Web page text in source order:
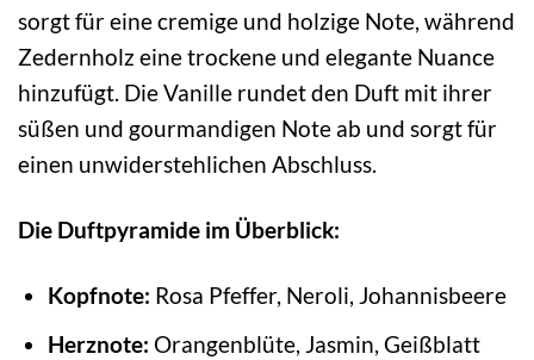
sorgt für eine cremige und holzige Note, während
Zedernholz eine trockene und elegante Nuance
hinzufügt. Die Vanille rundet den Duft mit ihrer
süßen und gourmandigen Note ab und sorgt für
einen unwiderstehlichen Abschluss.
Die Duftpyramide im Überblick:
Kopfnote: Rosa Pfeffer, Neroli, Johannisbeere
Herznote: Orangenblüte, Jasmin, Geißblatt